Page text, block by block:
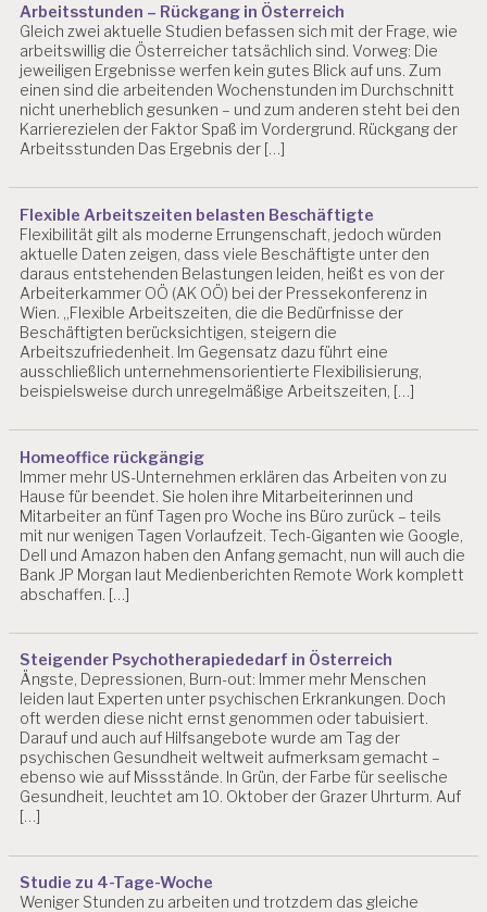
L
I
S
I
E
R
U
N
D
R
.
C
H
R
I
S
T
I
B
L
I
N
D
E
V
U
I
E
R
U
N
G
P
S
H
Arbeitsstunden – Rückgang in Österreich
Gleich zwei aktuelle Studien befassen sich mit der Frage, wie
arbeitswillig die Österreicher tatsächlich sind. Vorweg: Die
jeweiligen Ergebnisse werfen kein gutes Blick auf uns. Zum
einen sind die arbeitenden Wochenstunden im Durchschnitt
nicht unerheblich gesunken – und zum anderen steht bei den
Karrierezielen der Faktor Spaß im Vordergrund. Rückgang der
Arbeitsstunden Das Ergebnis der […]
Flexible Arbeitszeiten belasten Beschäftigte
Flexibilität gilt als moderne Errungenschaft, jedoch würden
aktuelle Daten zeigen, dass viele Beschäftigte unter den
daraus entstehenden Belastungen leiden, heißt es von der
Arbeiterkammer OÖ (AK OÖ) bei der Pressekonferenz in
Wien. „Flexible Arbeitszeiten, die die Bedürfnisse der
Beschäftigten berücksichtigen, steigern die
Arbeitszufriedenheit. Im Gegensatz dazu führt eine
ausschließlich unternehmensorientierte Flexibilisierung,
beispielsweise durch unregelmäßige Arbeitszeiten, […]
Homeoffice rückgängig
Immer mehr US-Unternehmen erklären das Arbeiten von zu
Hause für beendet. Sie holen ihre Mitarbeiterinnen und
Mitarbeiter an fünf Tagen pro Woche ins Büro zurück – teils
mit nur wenigen Tagen Vorlaufzeit. Tech-Giganten wie Google,
Dell und Amazon haben den Anfang gemacht, nun will auch die
Bank JP Morgan laut Medienberichten Remote Work komplett
abschaffen. […]
Steigender Psychotherapiededarf in Österreich
Ängste, Depressionen, Burn-out: Immer mehr Menschen
leiden laut Experten unter psychischen Erkrankungen. Doch
oft werden diese nicht ernst genommen oder tabuisiert.
Darauf und auch auf Hilfsangebote wurde am Tag der
psychischen Gesundheit weltweit aufmerksam gemacht –
ebenso wie auf Missstände. In Grün, der Farbe für seelische
Gesundheit, leuchtet am 10. Oktober der Grazer Uhrturm. Auf
[…]
Studie zu 4-Tage-Woche
Weniger Stunden zu arbeiten und trotzdem das gleiche